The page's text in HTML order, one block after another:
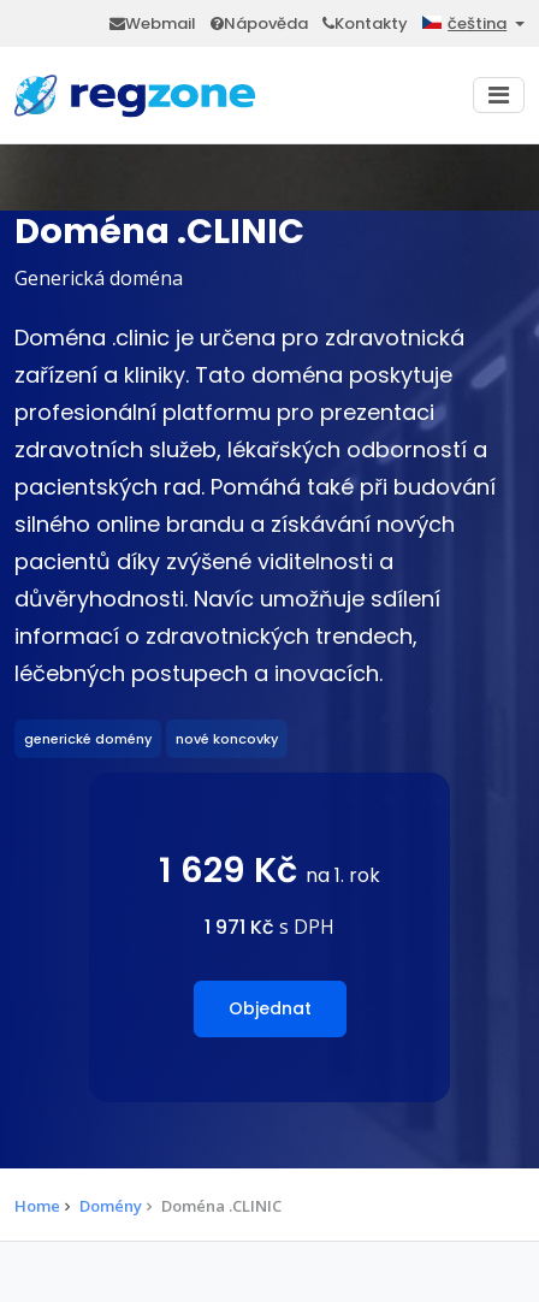
Webmail Nápověda Kontakty čeština
Doména .CLINIC
Generická doména
Doména .clinic je určena pro zdravotnická
zařízení a kliniky. Tato doména poskytuje
profesionální platformu pro prezentaci
zdravotních služeb, lékařských odborností a
pacientských rad. Pomáhá také při budování
silného online brandu a získávání nových
pacientů díky zvýšené viditelnosti a
důvěryhodnosti. Navíc umožňuje sdílení
informací o zdravotnických trendech,
léčebných postupech a inovacích.
generické domény nové koncovky
1 629 Kč na 1. rok
1 971 Kč s DPH
Objednat
Home Domény Doména .CLINIC